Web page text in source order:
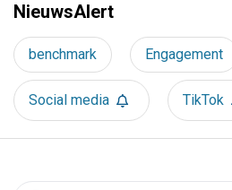
NieuwsAlert
benchmark Engagement
Social media TikTok